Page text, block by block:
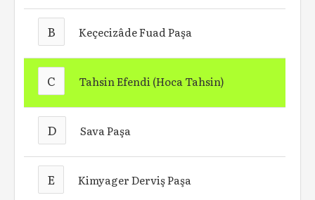
B Keçecizâde Fuad Paşa
C Tahsin Efendi (Hoca Tahsin)
D Sava Paşa
E Kimyager Derviş Paşa